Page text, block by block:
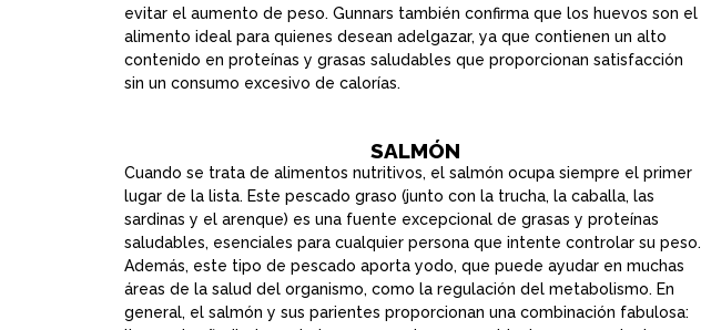
evitar el aumento de peso. Gunnars también confirma que los huevos son el
alimento ideal para quienes desean adelgazar, ya que contienen un alto
contenido en proteínas y grasas saludables que proporcionan satisfacción
sin un consumo excesivo de calorías.
SALMÓN
Cuando se trata de alimentos nutritivos, el salmón ocupa siempre el primer
lugar de la lista. Este pescado graso (junto con la trucha, la caballa, las
sardinas y el arenque) es una fuente excepcional de grasas y proteínas
saludables, esenciales para cualquier persona que intente controlar su peso.
Además, este tipo de pescado aporta yodo, que puede ayudar en muchas
áreas de la salud del organismo, como la regulación del metabolismo. En
general, el salmón y sus parientes proporcionan una combinación fabulosa: